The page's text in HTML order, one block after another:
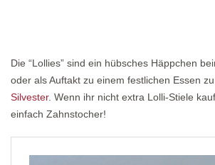
Die “Lollies” sind ein hübsches Häppchen
oder als Auftakt zu einem festlichen Essen zu
Silvester. Wenn ihr nicht extra Lolli-Stiele
einfach Zahnstocher!